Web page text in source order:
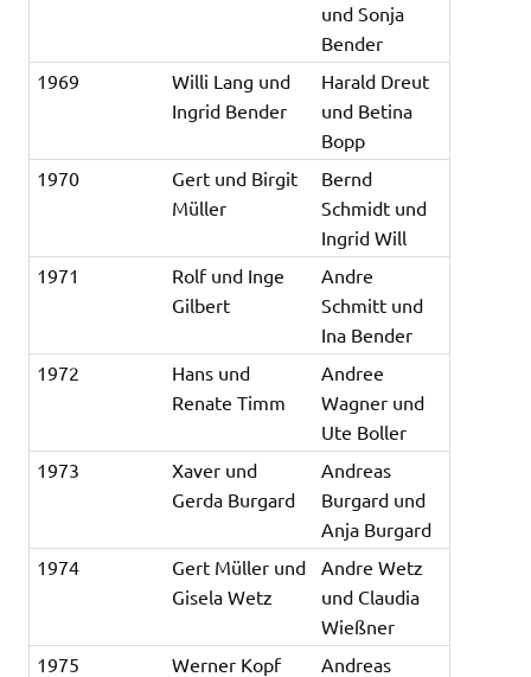
und Sonja
Bender
1969
Willi Lang und
Ingrid Bender
Harald Dreut
und Betina
Bopp
1970
Gert und Birgit
Müller
Bernd
Schmidt und
Ingrid Will
1971
Rolf und Inge
Gilbert
Andre
Schmitt und
Ina Bender
1972
Hans und
Renate Timm
Andree
Wagner und
Ute Boller
1973
Xaver und
Gerda Burgard
Andreas
Burgard und
Anja Burgard
1974
Gert Müller und
Gisela Wetz
Andre Wetz
und Claudia
Wießner
1975
Werner Kopf
Andreas